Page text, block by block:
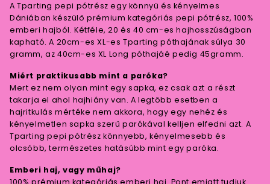
A Tparting pepi pótrész egy könnyű és kényelmes
Dániában készülő prémium kategóriás pepi pótrész, 100%
emberi hajból. Kétféle, 20 és 40 cm-es hajhosszúságban
kapható. A 20cm-es XL-es Tparting póthajának súlya 30
gramm, az 40cm-es XL Long póthajáé pedig 45gramm.
Miért praktikusabb mint a paróka?
Mert ez nem olyan mint egy sapka, ez csak azt a részt
takarja el ahol hajhiány van. A legtöbb esetben a
hajritkulás mértéke nem akkora, hogy egy nehéz és
kényelmetlen sapka szerű parókával kelljen elfedni azt. A
Tparting pepi pótrész könnyebb, kényelmesebb és
olcsóbb, természetes hatásúbb mint egy paróka.
Emberi haj, vagy műhaj?